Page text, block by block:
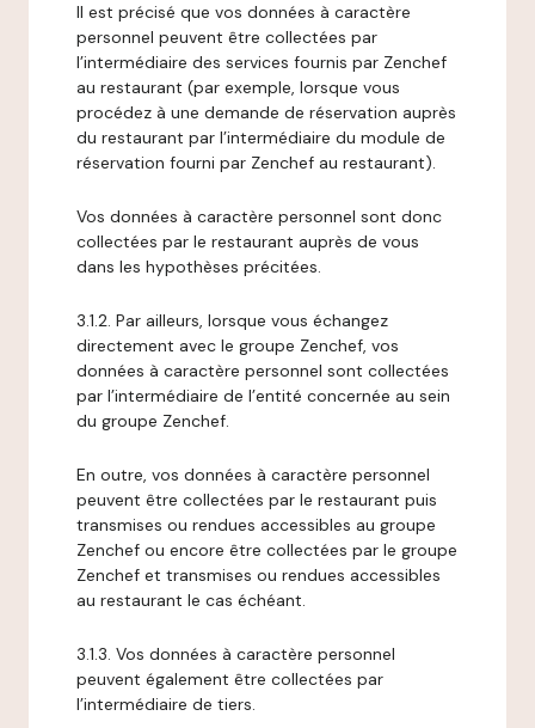
Il est précisé que vos données à caractère
personnel peuvent être collectées par
l’intermédiaire des services fournis par Zenchef
au restaurant (par exemple, lorsque vous
procédez à une demande de réservation auprès
du restaurant par l’intermédiaire du module de
réservation fourni par Zenchef au restaurant).
Vos données à caractère personnel sont donc
collectées par le restaurant auprès de vous
dans les hypothèses précitées.
3.1.2. Par ailleurs, lorsque vous échangez
directement avec le groupe Zenchef, vos
données à caractère personnel sont collectées
par l’intermédiaire de l’entité concernée au sein
du groupe Zenchef.
En outre, vos données à caractère personnel
peuvent être collectées par le restaurant puis
transmises ou rendues accessibles au groupe
Zenchef ou encore être collectées par le groupe
Zenchef et transmises ou rendues accessibles
au restaurant le cas échéant.
3.1.3. Vos données à caractère personnel
peuvent également être collectées par
l’intermédiaire de tiers.